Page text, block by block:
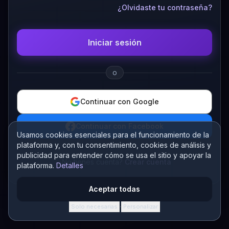
Usamos cookies esenciales para el funcionamiento de la
plataforma y, con tu consentimiento, cookies de análisis y
publicidad para entender cómo se usa el sitio y apoyar la
plataforma. Detalles
Aceptar todas
Solo necesarias · Personalizar
¿Olvidaste tu contraseña?
Iniciar sesión
o
Continuar con Google
¿No tienes cuenta?